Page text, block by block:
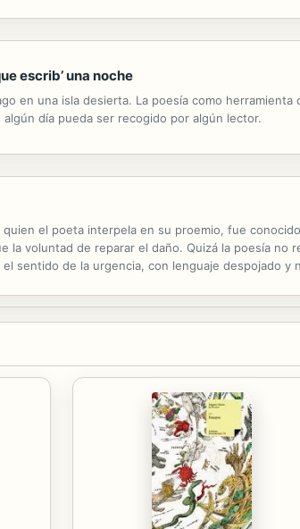
escrib’ una noche
en una isla desierta. La poesía como
algún día pueda ser recogido por algún lector.
quien el poeta interpela en su proemio, fue
la voluntad de reparar el daño. Quizá la poesía
sentido de la urgencia, con lenguaje despojado